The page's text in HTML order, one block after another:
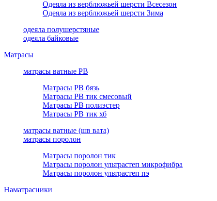
Одеяла из верблюжьей шерсти Всесезон
Одеяла из верблюжьей шерсти Зима
одеяла полушерстяные
одеяла байковые
Матрасы
матрасы ватные РВ
Матрасы РВ бязь
Матрасы РВ тик смесовый
Матрасы РВ полиэстер
Матрасы РВ тик хб
матрасы ватные (шв вата)
матрасы поролон
Матрасы поролон тик
Матрасы поролон ультрастеп микрофибра
Матрасы поролон ультрастеп пэ
Наматрасники